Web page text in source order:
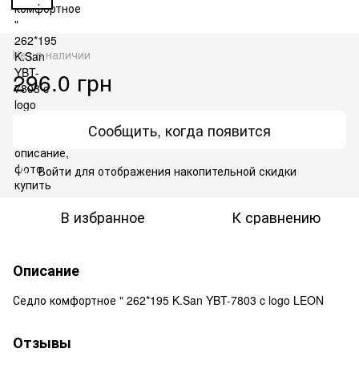
Нет в наличии
296.0 грн
Сообщить, когда появится
% Войти для отображения накопительной скидки
В избранное К сравнению
Описание
Седло комфортное " 262*195 K.San YBT-7803 c logo LEON
Отзывы